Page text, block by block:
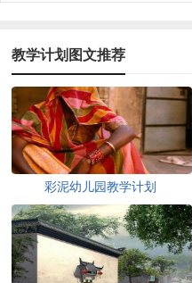
教学计划图文推荐
彩泥幼儿园教学计划